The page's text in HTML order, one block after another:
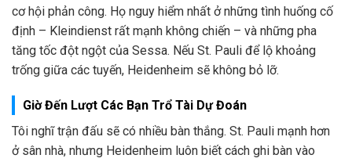
cơ hội phản công. Họ nguy hiểm nhất ở những tình huống cố
định – Kleindienst rất mạnh không chiến – và những pha
tăng tốc đột ngột của Sessa. Nếu St. Pauli để lộ khoảng
trống giữa các tuyến, Heidenheim sẽ không bỏ lỡ.
Giờ Đến Lượt Các Bạn Trổ Tài Dự Đoán
Tôi nghĩ trận đấu sẽ có nhiều bàn thắng. St. Pauli mạnh hơn
ở sân nhà, nhưng Heidenheim luôn biết cách ghi bàn vào